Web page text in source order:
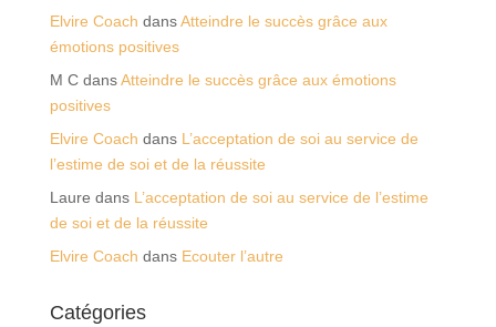
Elvire Coach dansAtteindre le succès grâce aux
émotions positives
M CdansAtteindre le succès grâce aux émotions
positives
Elvire Coach dans L’acceptation de soi au service de
l’estime de soi et de la réussite
Laure dans L’acceptation de soi au service de l’estime
de soi et de la réussite
Elvire Coach dans Ecouter l’autre
Catégories